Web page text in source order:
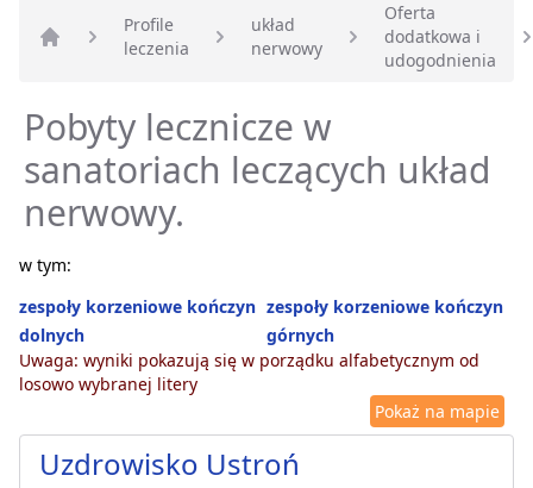
Strona główna
Profile
leczenia
układ
nerwowy
Oferta
dodatkowa i
udogodnienia
Pobyty lecznicze w
sanatoriach leczących układ
nerwowy.
w tym:
zespoły korzeniowe kończyn
dolnych
zespoły korzeniowe kończyn
górnych
Uwaga: wyniki pokazują się w porządku alfabetycznym od
losowo wybranej litery
Pokaż na mapie
Uzdrowisko Ustroń